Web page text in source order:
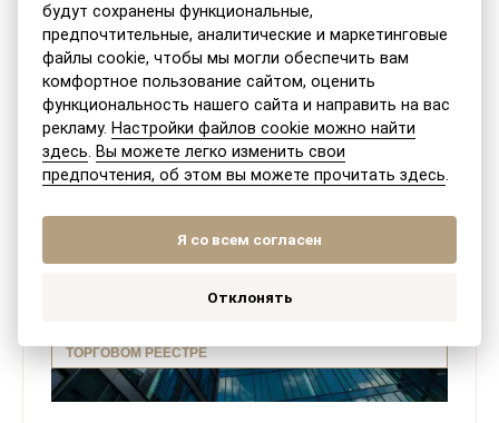
спецификами, что также касается и недвижимостей.
Наша адвокатская канцелярия проведет Вам краткий
экскурс по процессу покупки/продажи...
ПРОЧИТАТЬ СТАТЬЮ
ТОРГОВОМ РЕЕСТРЕ
будут сохранены функциональные,
предпочтительные, аналитические и маркетинговые
файлы cookie, чтобы мы могли обеспечить вам
комфортное пользование сайтом, оценить
функциональность нашего сайта и направить на вас
рекламу. Настройки файлов cookie можно найти
здесь. Вы можете легко изменить свои
предпочтения, об этом вы можете прочитать здесь.
Я со всем согласен
Отклонять